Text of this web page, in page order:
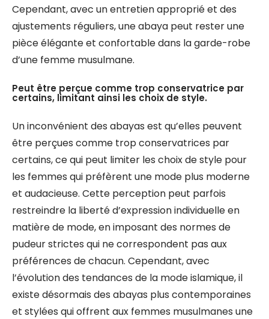
Cependant, avec un entretien approprié et des
ajustements réguliers, une abaya peut rester une
pièce élégante et confortable dans la garde-robe
d’une femme musulmane.
Peut être perçue comme trop conservatrice par
certains, limitant ainsi les choix de style.
Un inconvénient des abayas est qu’elles peuvent
être perçues comme trop conservatrices par
certains, ce qui peut limiter les choix de style pour
les femmes qui préfèrent une mode plus moderne
et audacieuse. Cette perception peut parfois
restreindre la liberté d’expression individuelle en
matière de mode, en imposant des normes de
pudeur strictes qui ne correspondent pas aux
préférences de chacun. Cependant, avec
l’évolution des tendances de la mode islamique, il
existe désormais des abayas plus contemporaines
et stylées qui offrent aux femmes musulmanes une